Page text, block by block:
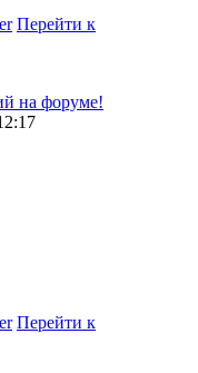
Перейти к
на форуме!
Перейти к